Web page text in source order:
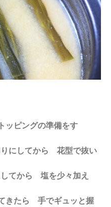
ピングの準備をす
にしてから 花型で抜い
てから 塩を少々加え
きたら 手でギュッと握